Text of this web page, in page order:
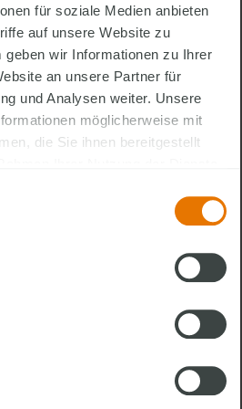
für soziale Medien anbieten
auf unsere Website zu
geben wir Informationen zu Ihrer
an unsere Partner für
und Analysen weiter. Unsere
möglicherweise mit
die Sie ihnen bereitgestellt
aufzubauen
starker Marke:
Tätigkeit als freier
und Marketingaktivitäten.
, inklusive
Trainings bis hin zum